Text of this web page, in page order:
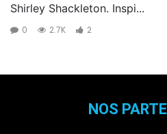
Shirley Shackleton. Inspi...
0 2.7K 2
NOS